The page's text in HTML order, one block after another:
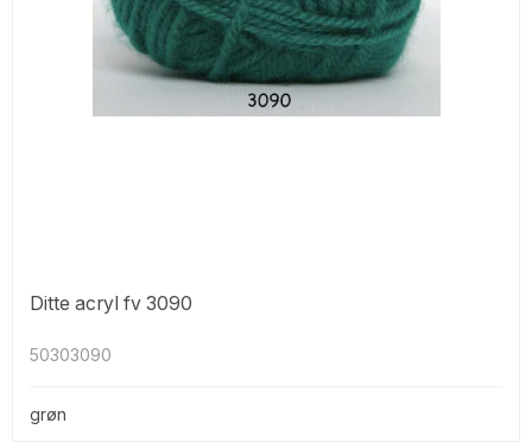
Ditte acryl fv 3090
50303090
grøn